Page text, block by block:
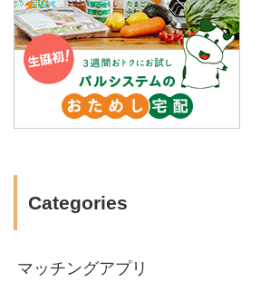
Categories
マッチングアプリ